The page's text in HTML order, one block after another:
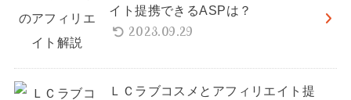
イト提携できるASPは？
2023.09.29
ＬＣラブコスメとアフィリエイト提